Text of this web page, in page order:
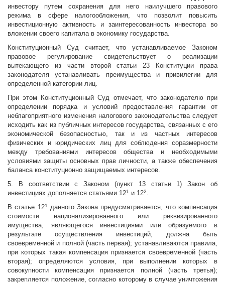
инвестору путем сохранения для него наилучшего правового
режима в сфере налогообложения, что позволит повысить
инвестиционную активность и заинтересованность инвестора во
вложении своего капитала в экономику государства.
Конституционный Суд считает, что устанавливаемое Законом
правовое регулирование свидетельствует о реализации
вытекающего из части второй статьи 23 Конституции права
законодателя устанавливать преимущества и привилегии для
определенной категории лиц.
При этом Конституционный Суд отмечает, что законодателю при
определении порядка и условий предоставления гарантии от
неблагоприятного изменения налогового законодательства следует
исходить как из публичных интересов государства, связанных с его
экономической безопасностью, так и из частных интересов
физических и юридических лиц для соблюдения соразмерности
между требованиями интересов общества и необходимыми
условиями защиты основных прав личности, а также обеспечения
баланса конституционно защищаемых интересов.
5. В соответствии с Законом (пункт 13 статьи 1) Закон об
инвестициях дополняется статьями 121 и 122.
В статье 121
данного Закона предусматривается, что компенсация
стоимости национализированного или реквизированного
имущества, являющегося инвестициями или образуемого в
результате осуществления инвестиций, должна быть
своевременной и полной (часть первая); устанавливаются правила,
при которых такая компенсация признается своевременной (часть
вторая); определяются условия, при выполнении которых в
совокупности компенсация признается полной (часть третья);
закрепляется положение, согласно которому в случае уничтожения